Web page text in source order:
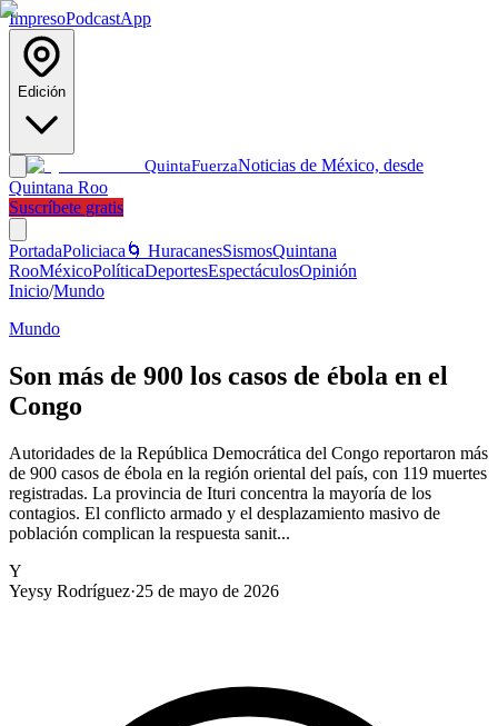
ImpresoPodcastApp
Edición
QuintaFuerzaNoticias de México, desde
Quintana Roo
Suscríbete gratis
PortadaPoliciaca 🌀 HuracanesSismosQuintana
RooMéxicoPolíticaDeportesEspectáculosOpinión
Inicio/Mundo
Mundo
Son más de 900 los casos de ébola en el
Congo
Autoridades de la República Democrática del Congo reportaron más
de 900 casos de ébola en la región oriental del país, con 119 muertes
registradas. La provincia de Ituri concentra la mayoría de los
contagios. El conflicto armado y el desplazamiento masivo de
población complican la respuesta sanit...
Y
Yeysy Rodríguez·25 de mayo de 2026